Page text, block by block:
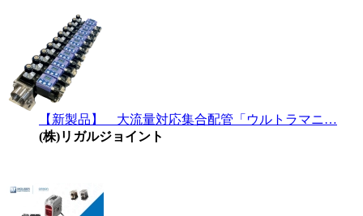
【新製品】 大流量対応集合配管「ウルトラマニ…
(株)リガルジョイント